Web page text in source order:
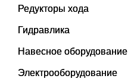
Редукторы хода
Гидравлика
Навесное оборудование
Электрооборудование